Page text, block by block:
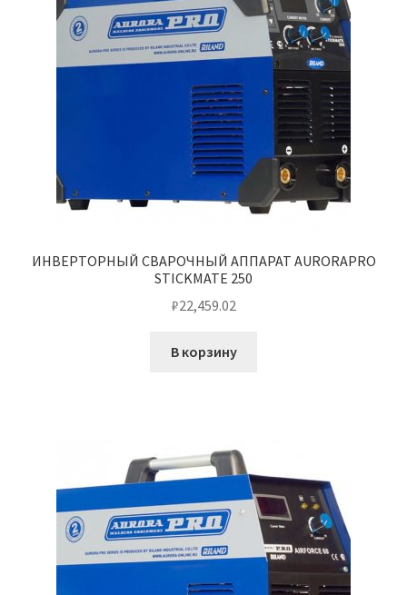
ИНВЕРТОРНЫЙ СВАРОЧНЫЙ АППАРАТ AURORAPRO
STICKMATE 250
₽22,459.02
В корзину